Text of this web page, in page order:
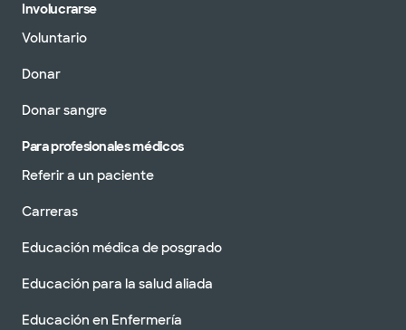
Involucrarse
Voluntario
Donar
Donar sangre
Para profesionales médicos
Referir a un paciente
Carreras
Educación médica de posgrado
Educación para la salud aliada
Educación en Enfermería